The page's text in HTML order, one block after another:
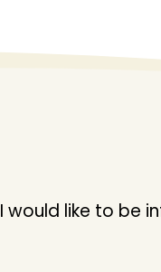
I would like to be